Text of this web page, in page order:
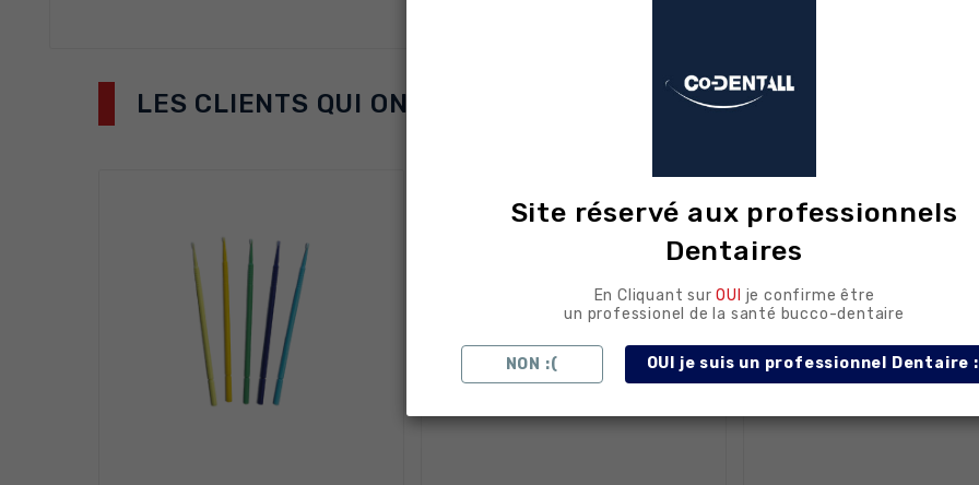
LES CLIENTS QUI ONT ACHETÉ CE PRODUIT ONT ÉGALEMENT
Site réservé aux professionnels
Dentaires
En Cliquant surOUI je confirme être
un professionel de la santé bucco-dentaire
NON :( OUI je suis un professionnel Dentaire